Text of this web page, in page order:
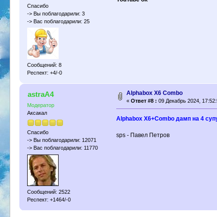
Спасибо
-> Вы поблагодарили: 3
-> Вас поблагодарили: 25
Сообщений: 8
Респект: +4/-0
astraA4
Модератор
Аксакал
Спасибо
-> Вы поблагодарили: 12071
-> Вас поблагодарили: 11770
Сообщений: 2522
Респект: +1464/-0
Alphabox X6 Combo
«Ответ #8 : 09 Декабрь 2024,
Alphabox X6+Combo дамп на 4
sps - Павел Петров